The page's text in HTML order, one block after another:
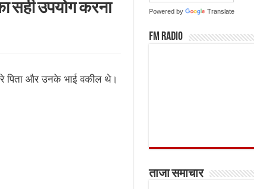
सही उपयोग करना
पिता और उनके भाई वकील थे।
Powered by Translate
FM Radio
ताजा समाचार